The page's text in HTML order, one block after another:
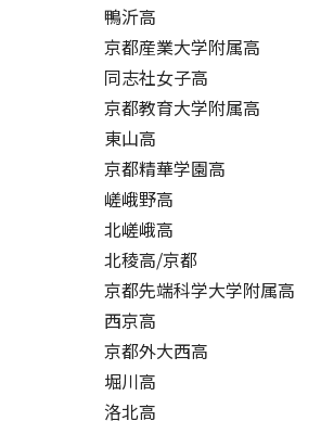
鴨沂高
京都産業大学附属高
同志社女子高
京都教育大学附属高
東山高
京都精華学園高
嵯峨野高
北嵯峨高
北稜高/京都
京都先端科学大学附属高
西京高
京都外大西高
堀川高
洛北高